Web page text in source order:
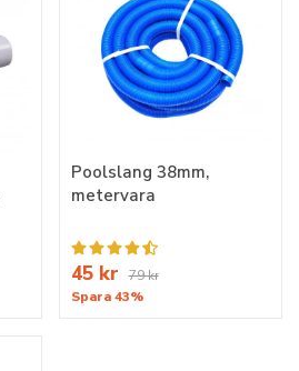
Poolslang 38mm,
metervara
45 kr 79 kr
Spara 43%